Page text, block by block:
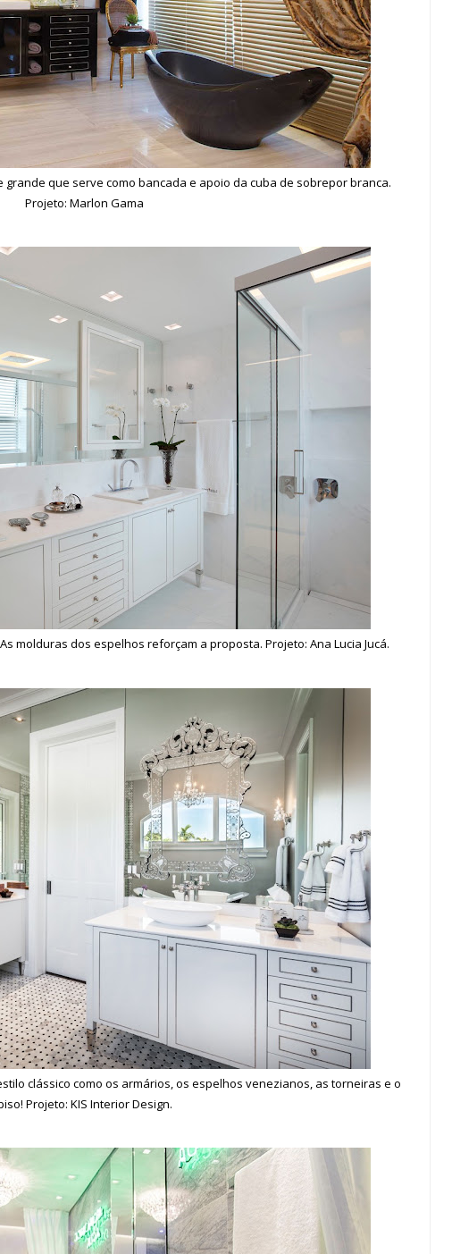
grande que serve como bancada e apoio da cuba de sobrepor branca.
Projeto: Marlon Gama
molduras dos espelhos reforçam a proposta. Projeto: Ana Lucia Jucá.
clássico como os armários, os espelhos venezianos, as torneiras e o
Projeto: KIS Interior Design.